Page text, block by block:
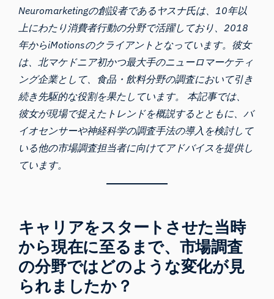
Neuromarketingの創設者であるヤスナ氏は、10年以
上にわたり消費者行動の分野で活躍しており、2018
年からiMotionsのクライアントとなっています。彼女
は、北マケドニア初かつ最大手のニューロマーケティ
ング企業として、食品・飲料分野の調査において引き
続き先駆的な役割を果たしています。 本記事では、
彼女が現場で捉えたトレンドを概説するとともに、バ
イオセンサーや神経科学の調査手法の導入を検討して
いる他の市場調査担当者に向けてアドバイスを提供し
ています。
キャリアをスタートさせた当時
から現在に至るまで、市場調査
の分野ではどのような変化が見
られましたか？